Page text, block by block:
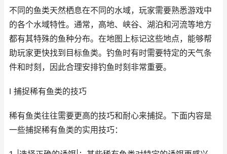
不同的鱼类天然栖息在不同的水域，玩家需要熟悉游戏中
的各个水域特性。通常，高地、峡谷、湖泊和河流等地方
都有其特殊的鱼种分布。在地图上标记这些地点，能够帮
助玩家更快找到目标鱼类。钓鱼时有时需要特定的天气条
件和时刻，因此合理安排钓鱼时刻非常重要。
I 捕捉稀有鱼类的技巧
稀有鱼类往往需要更高的技巧和耐心来捕捉。下面内容是
一些捕捉稀有鱼类的实用技巧：